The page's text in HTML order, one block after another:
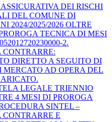
DEI RISCHI
DEL COMUNE DI
2024/2025/2026 OLTRE
TECNICA DI MESI
2.
CONTRARRE:
DIRETTO A SEGUITO DI
AD OPERA DEL
LEGALE TRIENNIO
4 MESI DI PROROGA
SINTEL –
CONTRARRE E